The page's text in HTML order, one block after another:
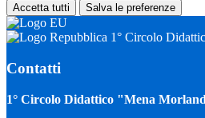
Accetta tutti Salva le preferenze
1° Circolo
Contatti
1° Circolo Didattico "Mena